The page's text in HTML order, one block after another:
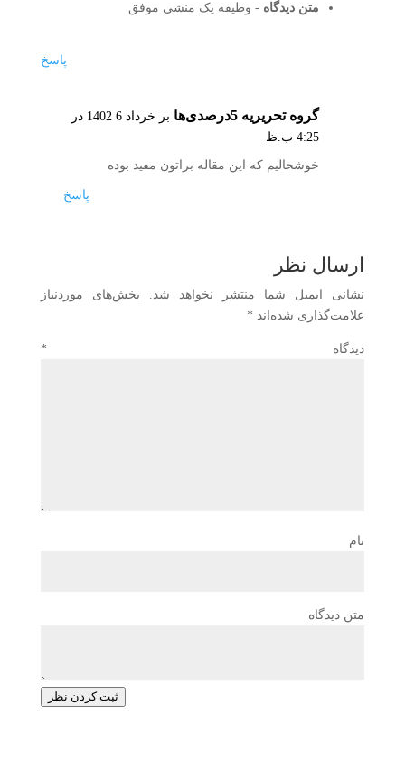
متن دیدگاه - وظیفه یک منشی موفق
پاسخ
گروه تحریریه 5درصدی‌ها
بر خرداد 6 1402 در
4:25 ب.ظ
خوشحالیم که این مقاله براتون مفید بوده
پاسخ
ارسال نظر
نشانی ایمیل شما منتشر نخواهد شد.
بخش‌های موردنیاز
علامت‌گذاری شده‌اند *
دیدگاه *
نام
متن دیدگاه
ثبت کردن نظر